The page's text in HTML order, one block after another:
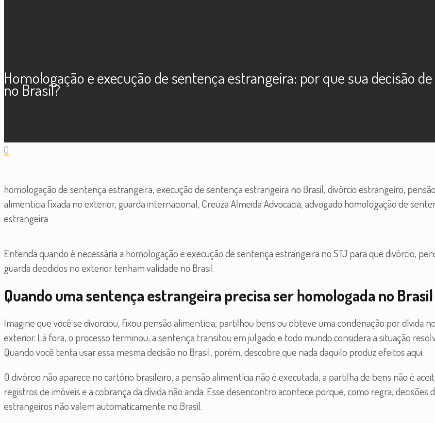
Homologação e execução de sentença estrangeira: por que sua decisão
no Brasil?
0
homologação de sentença estrangeira, execução de sentença estrangeira no Brasil, divórcio estrangeiro, pensão
alimentícia fixada no exterior, guarda internacional, Creuza Almeida Advocacia, advogado homologação de
estrangeira
Entenda quando é necessária a homologação e execução de sentença estrangeira no STJ para que divórcio,
guarda decididos no exterior tenham validade no Brasil.
Quando uma sentença estrangeira precisa ser homologada no Brasil
Imagine que você se divorciou, fixou pensão alimentícia, partilhou bens ou obteve uma condenação por dívida no
exterior. Lá fora, o processo terminou, a sentença transitou em julgado e todo mundo considera a situação
Quando você tenta usar essa mesma decisão no Brasil, porém, descobre que nada daquilo produz efeitos aqui.
O divórcio não aparece no cartório brasileiro, a pensão alimentícia não é executada, a partilha de bens não é
registros de imóveis e a cobrança da dívida não anda. Esse desencontro acontece porque, como regra, decisões
estrangeiros não valem automaticamente no Brasil.